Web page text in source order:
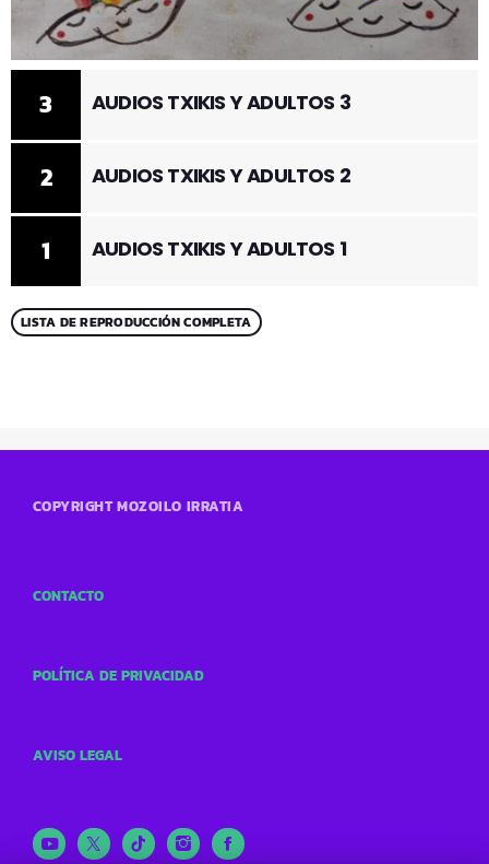
1 AUDIOS TXIKIS Y ADULTOS 1
2 AUDIOS TXIKIS Y ADULTOS 2
3 AUDIOS TXIKIS Y ADULTOS 3
LISTA DE REPRODUCCIÓN COMPLETA
COPYRIGHT MOZOILO IRRATIA
CONTACTO
POLÍTICA DE PRIVACIDAD
AVISO LEGAL